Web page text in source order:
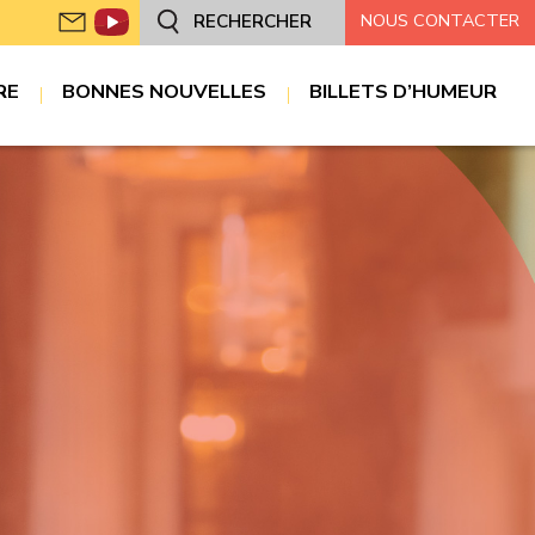
RECHERCHER NOUS CONTACTER
BONNES NOUVELLES BILLETS D’HUMEUR